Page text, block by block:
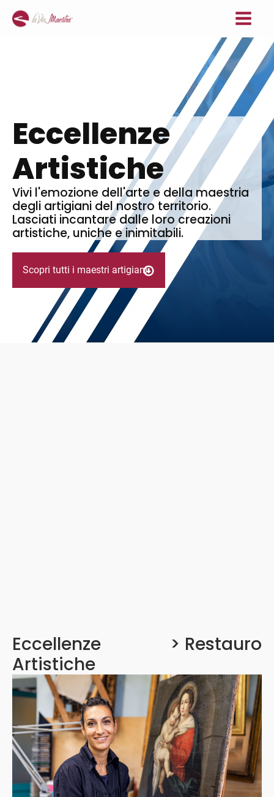
Eccellenze
Artistiche
Vivi l'emozione dell'arte e della maestria
degli artigiani del nostro territorio.
Lasciati incantare dalle loro creazioni
artistiche, uniche e inimitabili.
Scopri tutti i maestri artigiani
Eccellenze
Artistiche
> Restauro